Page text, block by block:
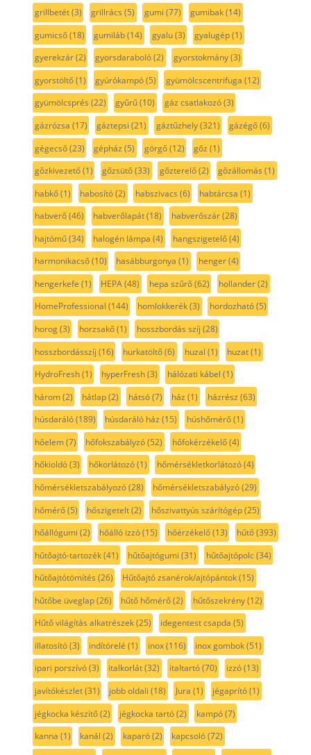
grillbetét(3) grillrács (5) gumi (77) gumibak(14)
gumicső(18) gumiláb(14) gyalu(3) gyalugép(1)
gyerekzár(2) gyorsdaraboló(2) gyorstokmány(3)
gyorstöltő(1) gyúrókampó(5) gyümölcscentrifuga (12)
gyümölcsprés (22) gyűrű(10) gáz csatlakozó(3)
gázrózsa (17) gáztepsi (21) gáztűzhely(321) gázégő(6)
gégecső(23) gépház (5) görgő(12) gőz (1)
gőzkivezető(1) gőzsütő(33) gőzterelő(2) gőzállomás (1)
habkő(1) habosító(2) habszivacs (6) habtárcsa (1)
habverő(46) habverőlapát(18) habverőszár(28)
hajtómű(34) halogén lámpa (4) hangszigetelő(4)
harmonikacső(10) hasábburgonya (1) henger(4)
hengerkefe (1) HEPA(48) hepa szűrő(62) hollander(2)
HomeProfessional (144) homlokkerék(3) hordozható(5)
horog(3) horzsakő(1) hosszbordás szíj (28)
hosszbordásszíj (16) hurkatöltő(6) huzal (1) huzat(1)
HydroFresh(1) hyperFresh(3) hálózati kábel (1)
három(2) hátlap(2) hátsó(7) ház (1) házrész (63)
húsdaráló(189) húsdaráló ház (15) húshőmérő(1)
hőelem(7) hőfokszabályzó(52) hőfokérzékelő(4)
hőkioldó(3) hőkorlátozó(1) hőmérsékletkorlátozó(4)
hőmérsékletszabályozó(28) hőmérsékletszabályzó(29)
hőmérő(5) hőszigetelt(2) hőszivattyús szárítógép(25)
hőállógumi (2) hőálló izzó(15) hőérzékelő(13) hűtő(393)
hűtőajtó-tartozék(41) hűtőajtógumi (31) hűtőajtópolc(34)
hűtőajtótömítés (26) Hűtőajtó zsanérok/ajtópántok(15)
hűtőbe üveglap(26) hűtő hőmérő(2) hűtőszekrény(12)
Hűtő világítás alkatrészek(25) idegentest csapda (5)
illatosító(3) indítórelé (1) inox(116) inox gombok(51)
ipari porszívó(3) italkorlát(32) italtartó(70) izzó(13)
javítókészlet(31) jobb oldali (18) Jura (1) jégaprító(1)
jégkocka készítő(2) jégkocka tartó(2) kampó(7)
kanna (1) kanál (2) kaparó(2) kapcsoló(72)